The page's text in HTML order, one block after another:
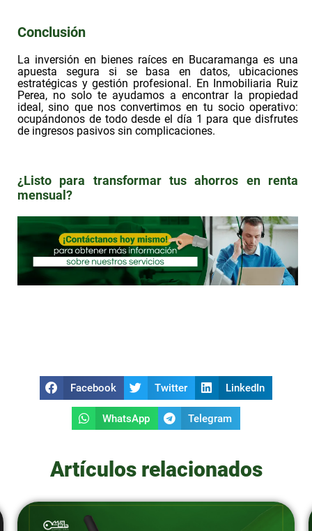
Conclusión
La inversión en bienes raíces en Bucaramanga es una
apuesta segura si se basa en datos, ubicaciones
estratégicas y gestión profesional. En Inmobiliaria Ruiz
Perea, no solo te ayudamos a encontrar la propiedad
ideal, sino que nos convertimos en tu socio operativo:
ocupándonos de todo desde el día 1 para que disfrutes
de ingresos pasivos sin complicaciones.
¿Listo para transformar tus ahorros en renta
mensual?
Facebook Twitter LinkedIn
WhatsApp Telegram
Artículos relacionados